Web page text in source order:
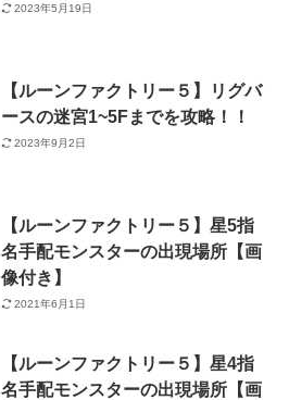
2023年5月19日
【ルーンファクトリー５】リグバ
ースの迷宮1~5Fまでを攻略！！
2023年9月2日
【ルーンファクトリー５】星5指
名手配モンスターの出現場所【画
像付き】
2021年6月1日
【ルーンファクトリー５】星4指
名手配モンスターの出現場所【画